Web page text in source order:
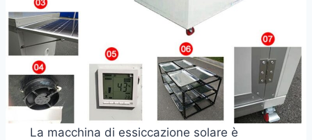
La macchina di essiccazione solare è